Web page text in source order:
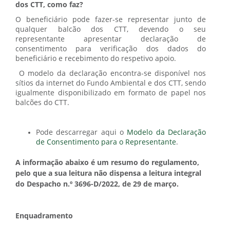
dos CTT, como faz?
O beneficiário pode fazer-se representar junto de
qualquer balcão dos CTT, devendo o seu
representante apresentar declaração de
consentimento para verificação dos dados do
beneficiário e recebimento do respetivo apoio.
O modelo da declaração encontra-se disponível nos
sítios da internet do Fundo Ambiental e dos CTT, sendo
igualmente disponibilizado em formato de papel nos
balcões do CTT.
Pode descarregar aqui o Modelo da Declaração
de Consentimento para o Representante.
A informação abaixo é um resumo do regulamento,
pelo que a sua leitura não dispensa a leitura integral
do Despacho n.º 3696-D/2022, de 29 de março.
Enquadramento